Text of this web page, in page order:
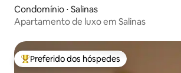
Condomínio ⋅ Salinas
Apartamento de luxo em Salinas
Entre os melhores preferidos dos hóspedes
Preferido dos hóspedes